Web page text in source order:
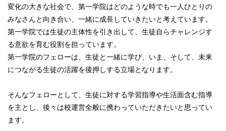
変化の大きな社会で、第一学院はどのような時でも一人ひとりの
みなさんと向き合い、一緒に成長していきたいと考えています。
第一学院では生徒の主体性を引き出して、生徒自らチャレンジす
る意欲を育む役割を担っています。
第一学院のフェローは、生徒と一緒に学び、いま、そして、未来
につながる生徒の活躍を後押しする立場となります。
そんなフェローとして、生徒に対する学習指導や生活面含む指導
を主とし、後々は校運営全般に携わっていただきたいと思ってい
ます。